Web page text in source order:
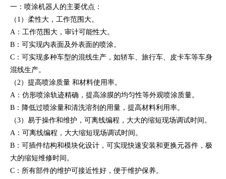
一：喷涂机器人的主要优点：
（1）柔性大，工作范围大。
A：工作范围大，审计可能性大。
B：可实现内表面及外表面的喷涂。
C：可实现多种车型的混线生产，如轿车、旅行车、皮卡车等车身
混线生产。
（2）提高喷涂质量 和材料使用率。
A：仿形喷涂轨迹精确，提高涂膜的均匀性等外观喷涂质量。
B：降低过喷涂量和清洗溶剂的用量，提高材料利用率。
（3）易于操作和维护，可离线编程，大大的缩短现场调试时间。
A：可离线编程，大大缩短现场调试时间。
B：可插件结构和模块化设计，可实现快速安装和更换元器件，极
大的缩短维修时间。
C：所有部件的维护可接近性好，便于维护保养。